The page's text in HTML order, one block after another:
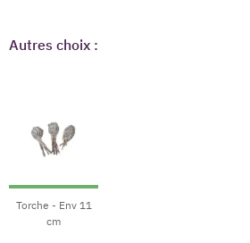
Autres choix :
Torche - Env 11
cm